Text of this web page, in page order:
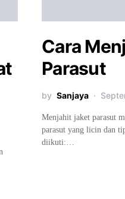
Cara
Parasut
by Sanjaya
Menjahit jaket parasut
parasut yang licin dan
diikuti:…